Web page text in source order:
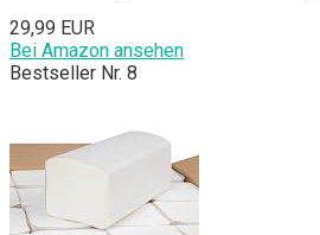
29,99 EUR
Bei Amazon ansehen
Bestseller Nr. 8